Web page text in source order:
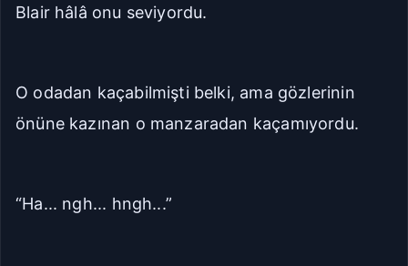
Blair hâlâ onu seviyordu.
O odadan kaçabilmişti belki, ama gözlerinin
önüne kazınan o manzaradan kaçamıyordu.
“Ha... ngh... hngh...”